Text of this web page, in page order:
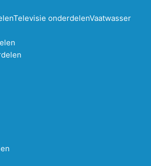
Televisie onderdelenVaatwasser